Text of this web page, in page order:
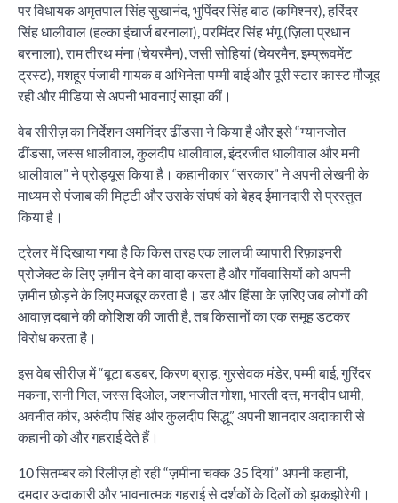
पर विधायक अमृतपाल सिंह सुखानंद, भुपिंदर सिंह बाठ (कमिश्नर), हरिंदर
सिंह धालीवाल (हल्का इंचार्ज बरनाला), परमिंदर सिंह भंगू (ज़िला प्रधान
बरनाला), राम तीरथ मंना (चेयरमैन), जसी सोहियां (चेयरमैन, इम्प्रूवमेंट
ट्रस्ट), मशहूर पंजाबी गायक व अभिनेता पम्मी बाई और पूरी स्टार कास्ट मौजूद
रही और मीडिया से अपनी भावनाएं साझा कीं।
वेब सीरीज़ का निर्देशन अमनिंदर ढींडसा ने किया है और इसे “ग्यानजोत
ढींडसा, जस्स धालीवाल, कुलदीप धालीवाल, इंदरजीत धालीवाल और मनी
धालीवाल” ने प्रोड्यूस किया है। कहानीकार “सरकार” ने अपनी लेखनी के
माध्यम से पंजाब की मिट्टी और उसके संघर्ष को बेहद ईमानदारी से प्रस्तुत
किया है।
ट्रेलर में दिखाया गया है कि किस तरह एक लालची व्यापारी रिफ़ाइनरी
प्रोजेक्ट के लिए ज़मीन देने का वादा करता है और गाँववासियों को अपनी
ज़मीन छोड़ने के लिए मजबूर करता है। डर और हिंसा के ज़रिए जब लोगों की
आवाज़ दबाने की कोशिश की जाती है, तब किसानों का एक समूह डटकर
विरोध करता है।
इस वेब सीरीज़ में “बूटा बडबर, किरण ब्राड़, गुरसेवक मंडेर, पम्मी बाई, गुरिंदर
मकना, सनी गिल, जस्स दिओल, जशनजीत गोशा, भारती दत्त, मनदीप धामी,
अवनीत कौर, अरुंदीप सिंह और कुलदीप सिद्धू” अपनी शानदार अदाकारी से
कहानी को और गहराई देते हैं।
10 सितम्बर को रिलीज़ हो रही “ज़मीना चक्क 35 दियां” अपनी कहानी,
दमदार अदाकारी और भावनात्मक गहराई से दर्शकों के दिलों को झकझोरेगी।